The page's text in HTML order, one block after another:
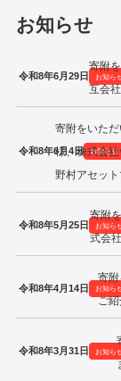
お知らせ
令和8年6月29日 お知ら
寄附
互会
令和8年6月4日 お知らせ
寄附をいた
様、株式会
野村アセッ
令和8年5月25日 お知ら
寄附
式会
令和8年4月14日 お知ら
寄附
ご紹
令和8年3月31日 お知ら